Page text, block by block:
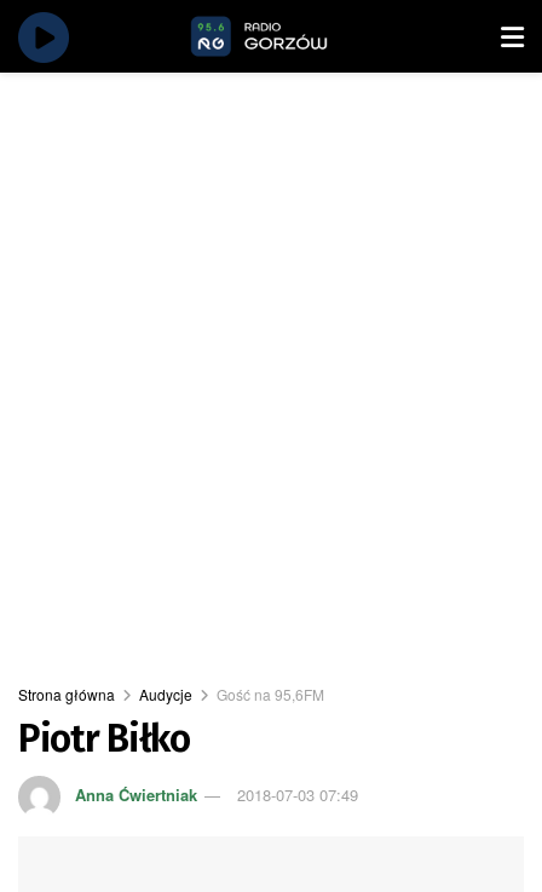
Strona główna Audycje Gość na 95,6FM
Piotr Biłko
Anna Ćwiertniak 2018-07-03 07:49